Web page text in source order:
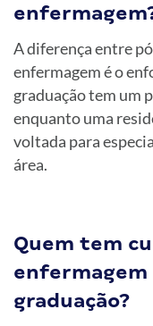
A diferença entre
enfermagem é o
graduação tem um
enquanto uma
voltada para
área.
Quem tem
graduação?